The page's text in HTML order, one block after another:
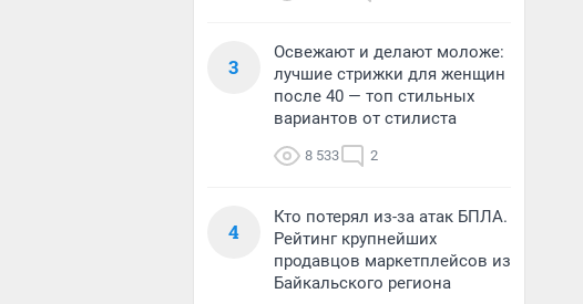
3
Освежают и делают моложе:
лучшие стрижки для женщин
после 40 — топ стильных
вариантов от стилиста
8 533 2
4
Кто потерял из-за атак БПЛА.
Рейтинг крупнейших
продавцов маркетплейсов из
Байкальского региона